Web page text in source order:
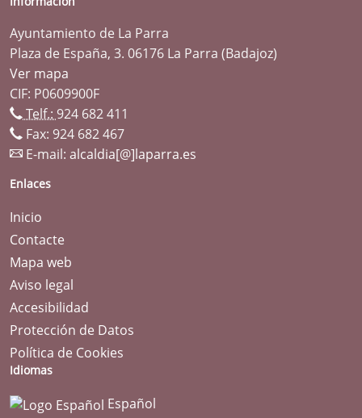
Ayuntamiento de La Parra
Plaza de España, 3. 06176 La Parra (Badajoz)
Ver mapa
CIF: P0609900F
Telf.: 924 682 411
Fax: 924 682 467
E-mail: alcaldia[@]laparra.es
Enlaces
Inicio
Contacte
Mapa web
Aviso legal
Accesibilidad
Protección de Datos
Política de Cookies
Idiomas
Español